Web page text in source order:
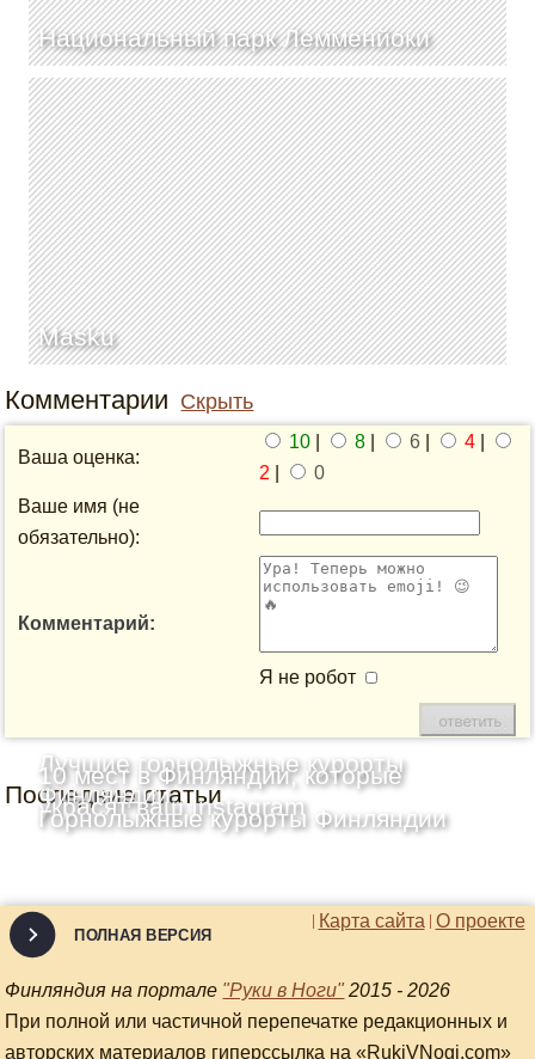
Национальный парк Лемменйоки
Masku
Комментарии Скрыть
Ваша оценка:
10 8 6 4
2
0
Ваше имя (не
обязательно):
Комментарий:
Я не робот
Последние статьи
Лучшие горнолыжные курорты
Финляндии
10 мест в Финляндии, которые
украсят ваш Instagram
Горнолыжные курорты Финляндии
О проекте
Карта сайта
ПОЛНАЯ ВЕРСИЯ
Финляндия на портале "Руки в Ноги" 2015 - 2026
При полной или частичной перепечатке редакционных и
авторских материалов гиперссылка на «RukiVNogi.com»